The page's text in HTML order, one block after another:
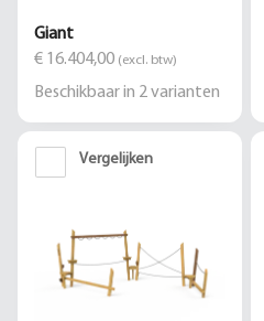
Giant
€ 16.404,00 (excl. btw)
Beschikbaar in 2varianten
Vergelijken